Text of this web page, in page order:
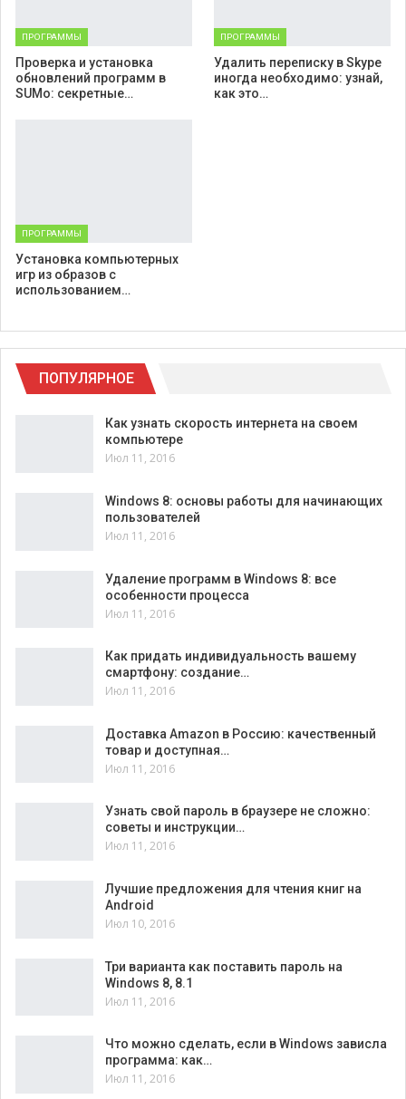
ПРОГРАММЫ
Проверка и установка
обновлений программ в
SUMo: секретные…
ПРОГРАММЫ
Удалить переписку в Skype
иногда необходимо: узнай,
как это…
ПРОГРАММЫ
Установка компьютерных
игр из образов с
использованием…
ПОПУЛЯРНОЕ
Как узнать скорость интернета на своем
компьютере
Июл 11, 2016
Windows 8: основы работы для начинающих
пользователей
Июл 11, 2016
Удаление программ в Windows 8: все
особенности процесса
Июл 11, 2016
Как придать индивидуальность вашему
смартфону: создание…
Июл 11, 2016
Доставка Amazon в Россию: качественный
товар и доступная…
Июл 11, 2016
Узнать свой пароль в браузере не сложно:
советы и инструкции…
Июл 11, 2016
Лучшие предложения для чтения книг на
Android
Июл 10, 2016
Три варианта как поставить пароль на
Windows 8, 8.1
Июл 11, 2016
Что можно сделать, если в Windows зависла
программа: как…
Июл 11, 2016